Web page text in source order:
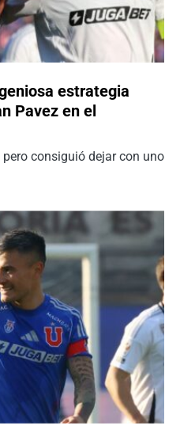
estrategia
Pavez en el
consiguió dejar con uno